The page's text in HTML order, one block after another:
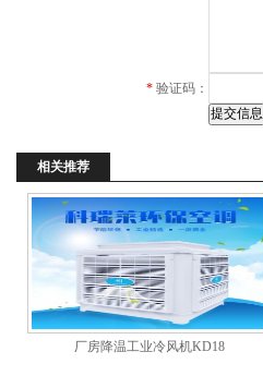
* 验证码：
相关推荐
厂房降温工业冷风机KD18